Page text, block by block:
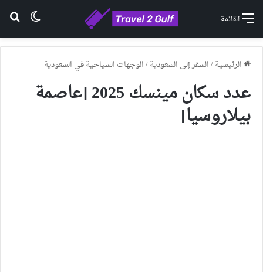
القائمة
الرئيسية/السفر إلى السعودية/الوجهات السياحية في السعودية
عدد سكان مينسك 2025 [عاصمة
بيلاروسيا]